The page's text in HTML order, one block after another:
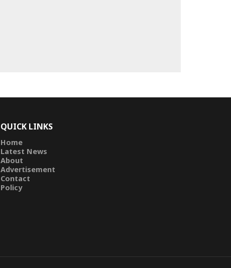
QUICK LINKS
Home
Latest News
About
Advertisement
Contact
Policy